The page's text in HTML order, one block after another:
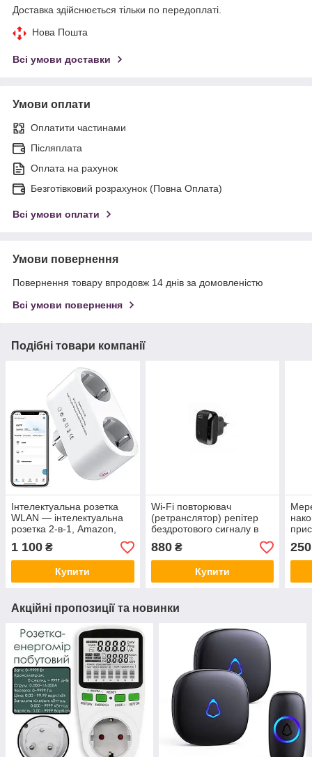
Доставка здійснюється тільки по передоплаті.
Нова Пошта
Всі умови доставки
Умови оплати
Оплатити частинами
Післяплата
Оплата на рахунок
Безготівковий розрахунок (Повна Оплата)
Всі умови оплати
Умови повернення
Повернення товару впродовж 14 днів за домовленістю
Всі умови повернення
Подібні товари компанії
Інтелектуальна розетка
WLAN — інтелектуальна
розетка 2-в-1, Amazon,
Німеччина
1 100 ₴
Купити
Wi-Fi повторювач
(ретранслятор) репітер
бездротового сигналу в
розетку, Amazon,
Німеччина
880₴
Купити
250
Акційні пропозиції та новинки